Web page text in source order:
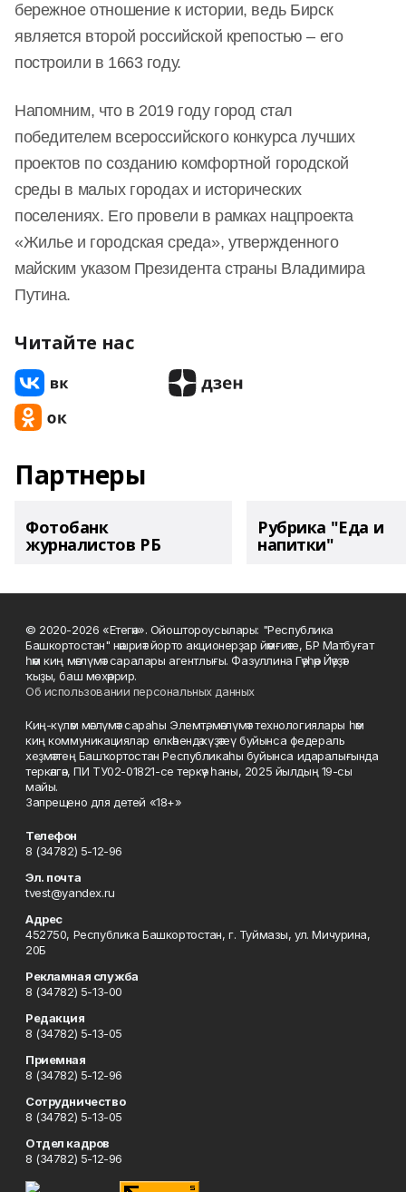
бережное отношение к истории, ведь Бирск
является второй российской крепостью – его
построили в 1663 году.
Напомним, что в 2019 году город стал
победителем всероссийского конкурса лучших
проектов по созданию комфортной городской
среды в малых городах и исторических
поселениях. Его провели в рамках нацпроекта
«Жилье и городская среда», утвержденного
майским указом Президента страны Владимира
Путина.
Читайте нас
Партнеры
Фотобанк
журналистов РБ
Рубрика "Еда и
напитки"
© 2020-2026 «Етегән». Ойоштороусылары: "Республика
Башкортостан" нәшриәт йорто акционерҙар йәмғиәте, БР Матбуғат
һәм киң мәғлүмәт саралары агентлығы. Фазуллина Гәүһәр Йәүҙәт
ҡыҙы, баш мөхәррир.
Об использовании персональных данных
Киң-күләм мәғлүмәт сараһы Элемтә, мәғлүмәт технологиялары һәм
киң коммуникациялар өлкәһендә күҙәтеү буйынса федераль
хеҙмәттең Башҡортостан Республикаһы буйынса идаралығында
теркәлгән, ПИ ТУ02-01821-се теркәү һаны, 2025 йылдың 19-сы
майы.
Запрещено для детей «18+»
Телефон
8 (34782) 5-12-96
Эл. почта
tvest@yandex.ru
Адрес
452750, Республика Башкортостан, г. Туймазы, ул. Мичурина,
20Б
Рекламная служба
8 (34782) 5-13-00
Редакция
8 (34782) 5-13-05
Приемная
8 (34782) 5-12-96
Сотрудничество
8 (34782) 5-13-05
Отдел кадров
8 (34782) 5-12-96